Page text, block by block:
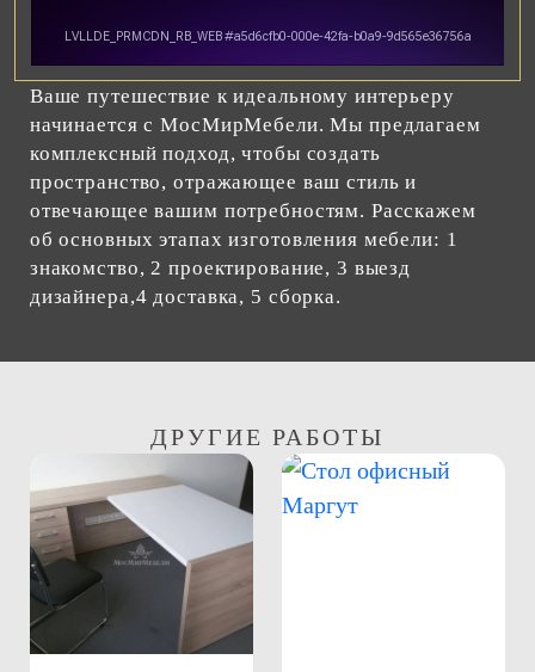
Ваше путешествие к идеальному интерьеру
начинается с МосМирМебели. Мы предлагаем
комплексный подход, чтобы создать
пространство, отражающее ваш стиль и
отвечающее вашим потребностям. Расскажем
об основных этапах изготовления мебели: 1
знакомство, 2 проектирование, 3 выезд
дизайнера,4 доставка, 5 сборка.
ДРУГИЕ РАБОТЫ